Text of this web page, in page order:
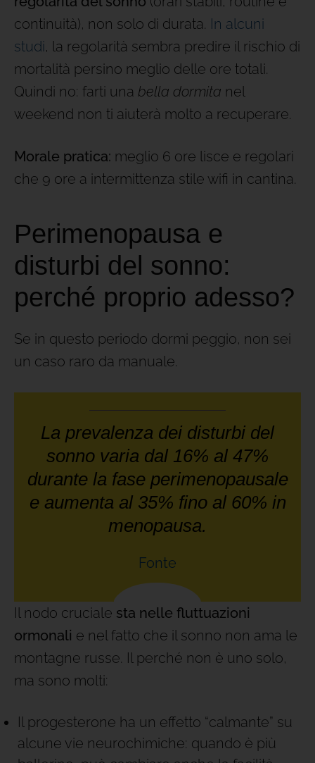
continuità), non solo di durata. In alcuni
studi, la regolarità sembra predire il rischio di
mortalità persino meglio delle ore totali.
Quindi no: farti una bella dormita nel
weekend non ti aiuterà molto a recuperare.
Morale pratica: meglio 6 ore lisce e regolari
che 9 ore a intermittenza stile wifi in cantina.
Perimenopausa e
disturbi del sonno:
perché proprio adesso?
Se in questo periodo dormi peggio, non sei
un caso raro da manuale.
La prevalenza dei disturbi del
sonno varia dal 16% al 47%
durante la fase perimenopausale
e aumenta al 35% fino al 60% in
menopausa.
Fonte
Il nodo cruciale sta nelle fluttuazioni
ormonali e nel fatto che il sonno non ama le
montagne russe. Il perché non è uno solo,
ma sono molti:
Il progesterone ha un effetto “calmante” su
alcune vie neurochimiche: quando è più